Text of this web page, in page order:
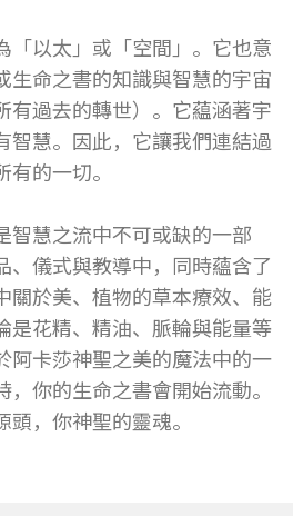
「以太」或「空間」。它也意
生命之書的知識與智慧的宇宙
有過去的轉世）。它藴涵著宇
智慧。因此，它讓我們連結過
的一切。
智慧之流中不可或缺的一部
、儀式與教導中，同時蘊含了
關於美、植物的草本療效、能
是花精、精油、脈輪與能量等
阿卡莎神聖之美的魔法中的一
你的生命之書會開始流動。
，你神聖的靈魂。